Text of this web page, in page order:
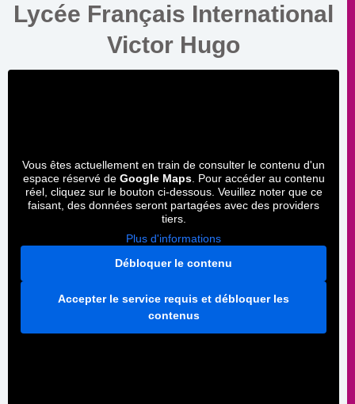
Lycée Français International
Victor Hugo
Vous êtes actuellement en train de consulter le contenu d'un
espace réservé de Google Maps. Pour accéder au contenu
réel, cliquez sur le bouton ci-dessous. Veuillez noter que ce
faisant, des données seront partagées avec des providers
tiers.
Plus d'informations
Débloquer le contenu
Accepter le service requis et débloquer les
contenus